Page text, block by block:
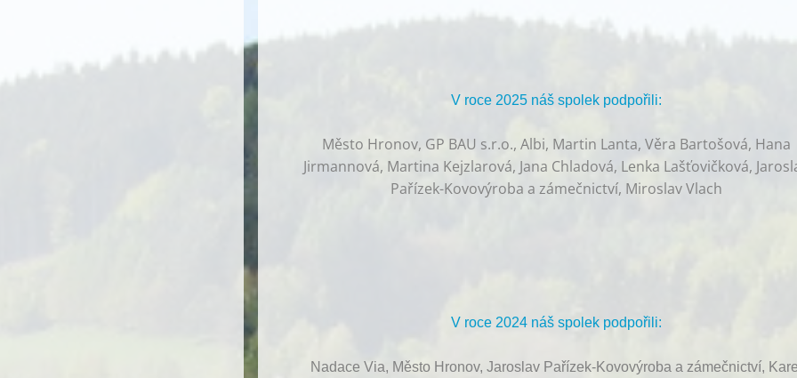
V roce 2025 náš spolek podpořili:
Město Hronov, GP BAU s.r.o., Albi, Martin Lanta, Věra Bartošová, Hana
Jirmannová, Martina Kejzlarová, Jana Chladová, Lenka Lašťovičková,
Pařízek-Kovovýroba a zámečnictví, Miroslav Vlach
V roce 2024 náš spolek podpořili:
Nadace Via, Město Hronov, Jaroslav Pařízek-Kovovýroba a zámečnictví,